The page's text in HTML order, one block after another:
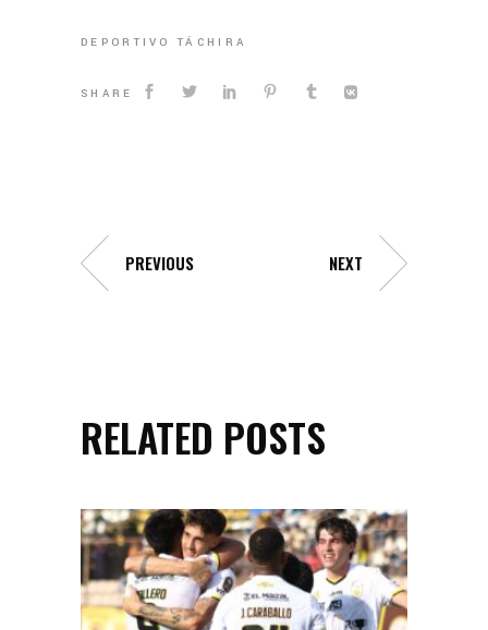
DEPORTIVO TÁCHIRA
SHARE
PREVIOUS NEXT
RELATED POSTS